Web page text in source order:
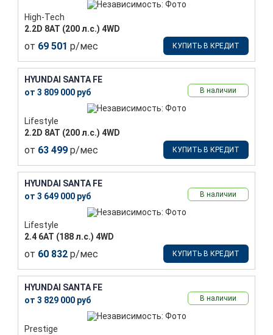
High-Tech
2.2D 8АТ (200 л.с.) 4WD
от 69 501 р/мес КУПИТЬ В КРЕДИТ
HYUNDAI SANTA FE
от 3 809 000 руб
В наличии
Lifestyle
2.2D 8АТ (200 л.с.) 4WD
от 63 499 р/мес КУПИТЬ В КРЕДИТ
HYUNDAI SANTA FE
от 3 649 000 руб
В наличии
Lifestyle
2.4 6АТ (188 л.с.) 4WD
от 60 832 р/мес КУПИТЬ В КРЕДИТ
HYUNDAI SANTA FE
от 3 829 000 руб
В наличии
Prestige